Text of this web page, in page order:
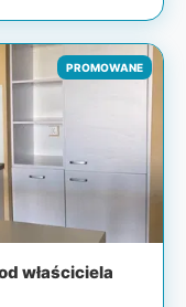
PROMOWANE
właściciela